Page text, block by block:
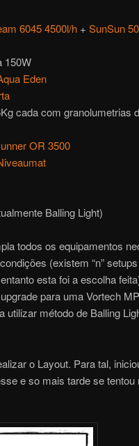
6045 4500l/h +SunSun
150W
Eden
cada com granolumetrias
OR 3500
Balling Light)
todos os equipamentos
(existem “n”
esta foi a escolha
para uma Vortech
utilizar método de Balling
o Layout. Para tal,
e so mais tarde se tentou